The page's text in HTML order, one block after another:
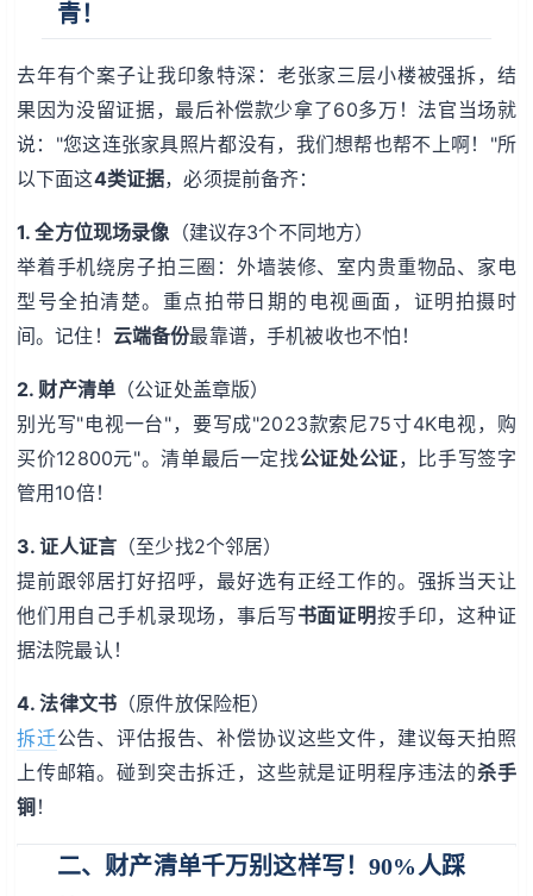
青！
去年有个案子让我印象特深：老张家三层小楼被强拆，结
果因为没留证据，最后补偿款少拿了60多万！法官当场就
说："您这连张家具照片都没有，我们想帮也帮不上啊！"所
以下面这4类证据，必须提前备齐：
1. 全方位现场录像 （建议存3个不同地方）
举着手机绕房子拍三圈：外墙装修、室内贵重物品、家电
型号全拍清楚。重点拍带日期的电视画面，证明拍摄时
间。记住！ 云端备份最靠谱，手机被收也不怕！
2. 财产清单 （公证处盖章版）
别光写"电视一台"，要写成"2023款索尼75寸4K电视，购
买价12800元"。清单最后一定找公证处公证，比手写签字
管用10倍！
3. 证人证言 （至少找2个邻居）
提前跟邻居打好招呼，最好选有正经工作的。强拆当天让
他们用自己手机录现场，事后写书面证明按手印，这种证
据法院最认！
4. 法律文书 （原件放保险柜）
拆迁公告、评估报告、补偿协议这些文件，建议每天拍照
上传邮箱。碰到突击拆迁，这些就是证明程序违法的杀手
锏！
二、财产清单千万别这样写！90%人踩